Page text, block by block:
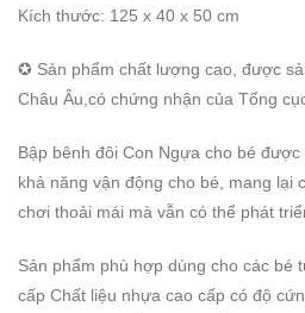
Kích thước: 125 x 40 x 50 cm
✪ Sản phẩm chất lượng cao, được
Châu Âu,có chứng nhận của Tổng
Bập bênh đôi Con Ngựa cho bé
khả năng vận động cho bé, mang lại
chơi thoải mái mà vẫn có thể phát
Sản phẩm phù hợp dùng cho các bé
cấp Chất liệu nhựa cao cấp có độ